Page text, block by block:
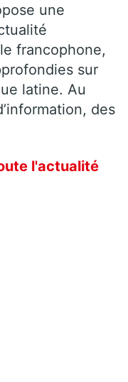
une
francophone,
sur
latine. Au
des
l'actualité